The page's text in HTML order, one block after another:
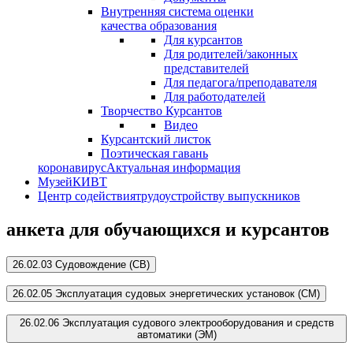
Внутренняя система оценки
качества образования
Для курсантов
Для родителей/законных
представителей
Для педагога/преподавателя
Для работодателей
Творчество Курсантов
Видео
Курсантский листок
Поэтическая гавань
коронавирусАктуальная информация
МузейКИВТ
Центр содействиятрудоустройству выпускников
анкета для обучающихся и курсантов
26.02.03 Судовождение (СВ)
26.02.05 Эксплуатация судовых энергетических установок (СМ)
26.02.06 Эксплуатация судового электрооборудования и средств
автоматики (ЭМ)